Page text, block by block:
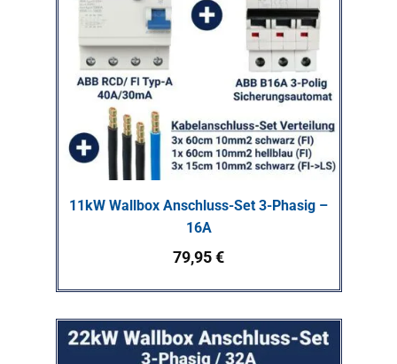
11kW Wallbox Anschluss-Set 3-Phasig –
16A
79,95€